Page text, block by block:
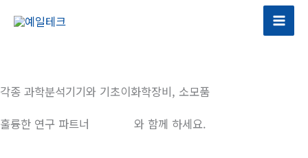
건
너
뛰
각종 과학분석기기와 기초이화학장비, 소모품
훌륭한 연구 파트너
와 함께 하세요.